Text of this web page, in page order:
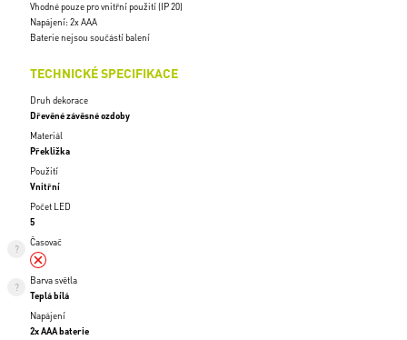
Vhodné pouze pro vnitřní použití (IP 20)
Napájení: 2x AAA
Baterie nejsou součástí balení
TECHNICKÉ SPECIFIKACE
Druh dekorace
Dřevěné závěsné ozdoby
Materiál
Překližka
Použití
Vnitřní
Počet LED
5
Časovač
Barva světla
Teplá bílá
Napájení
2x AAA baterie